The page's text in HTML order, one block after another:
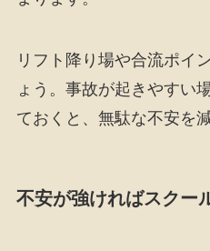
リフト降り場や合流ポイ
ょう。事故が起きやすい
ておくと、無駄な不安を
不安が強ければスクー